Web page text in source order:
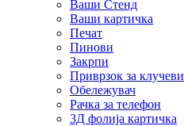
Ваши Стенд
Ваши картичка
Печат
Пинови
Закрпи
Приврзок за клучеви
Обележувач
Рачка за телефон
3Д фолија картичка